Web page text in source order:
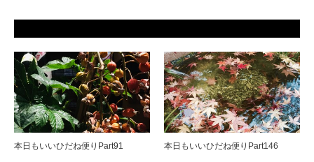
本日もいいひだね便りPart91 本日もいいひだね便りPart146